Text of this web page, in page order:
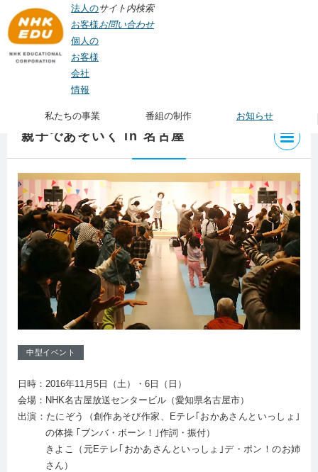
法人の
お客様
個人の
お客様
会社
情報
サイト内検索
お問い合わせ
私たちの事業 番組の制作 お知らせ
私たちの事業
> 親子であそいく in 名古屋
親子であそいく in 名古屋
中型イベント
日時：2016年11月5日（土）・6日（日）
会場：NHK名古屋放送センタービル（愛知県名古屋市）
出演：たにぞう（創作あそび作家、Eテレ｢おかあさんといっしょ｣
の体操 ｢ブンバ・ボーン！｣作詞・振付）
きよこ（元Eテレ｢おかあさんといっしょ｣デ・ポン！のお姉
さん）